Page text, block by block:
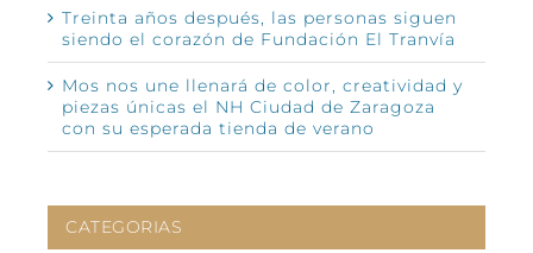
Treinta años después, las personas siguen
siendo el corazón de Fundación El Tranvía
Mos nos une llenará de color, creatividad y
piezas únicas el NH Ciudad de Zaragoza
con su esperada tienda de verano
CATEGORIAS